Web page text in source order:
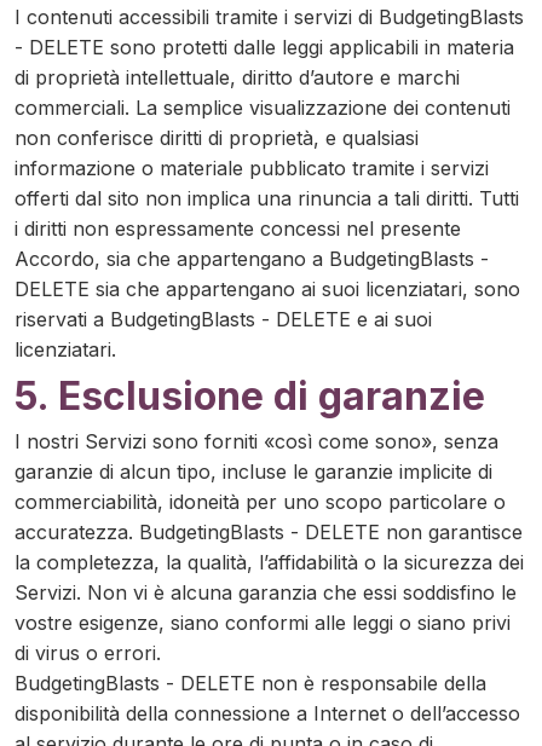
I contenuti accessibili tramite i servizi di BudgetingBlasts
- DELETE sono protetti dalle leggi applicabili in materia
di proprietà intellettuale, diritto d’autore e marchi
commerciali. La semplice visualizzazione dei contenuti
non conferisce diritti di proprietà, e qualsiasi
informazione o materiale pubblicato tramite i servizi
offerti dal sito non implica una rinuncia a tali diritti. Tutti
i diritti non espressamente concessi nel presente
Accordo, sia che appartengano a BudgetingBlasts -
DELETE sia che appartengano ai suoi licenziatari, sono
riservati a BudgetingBlasts - DELETE e ai suoi
licenziatari.
5. Esclusione di garanzie
I nostri Servizi sono forniti «così come sono», senza
garanzie di alcun tipo, incluse le garanzie implicite di
commerciabilità, idoneità per uno scopo particolare o
accuratezza. BudgetingBlasts - DELETE non garantisce
la completezza, la qualità, l’affidabilità o la sicurezza dei
Servizi. Non vi è alcuna garanzia che essi soddisfino le
vostre esigenze, siano conformi alle leggi o siano privi
di virus o errori.
BudgetingBlasts - DELETE non è responsabile della
disponibilità della connessione a Internet o dell’accesso